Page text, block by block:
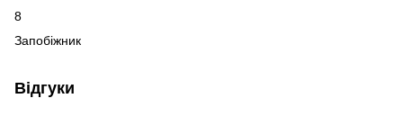
8
Запобіжник
Відгуки